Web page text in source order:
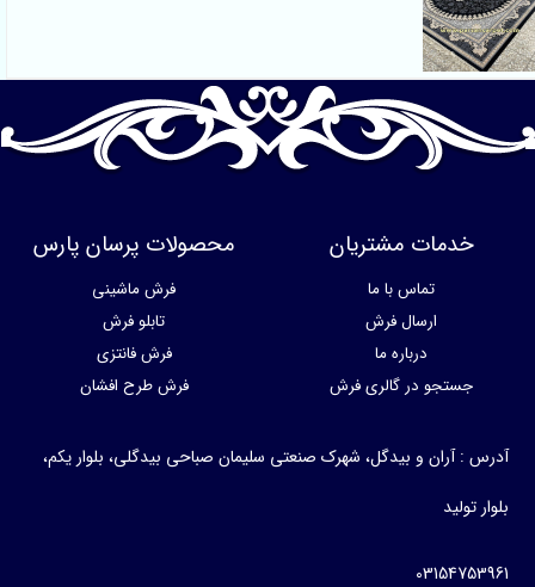
خدمات مشتریان
تماس با ما
ارسال فرش
درباره ما
جستجو در گالری فرش
محصولات پرسان پارس
فرش ماشینی
تابلو فرش
فرش فانتزی
فرش طرح افشان
آدرس : آران و بیدگل، شهرک صنعتی سلیمان صباحی بیدگلی، بلوار یکم،
بلوار تولید
03154753961